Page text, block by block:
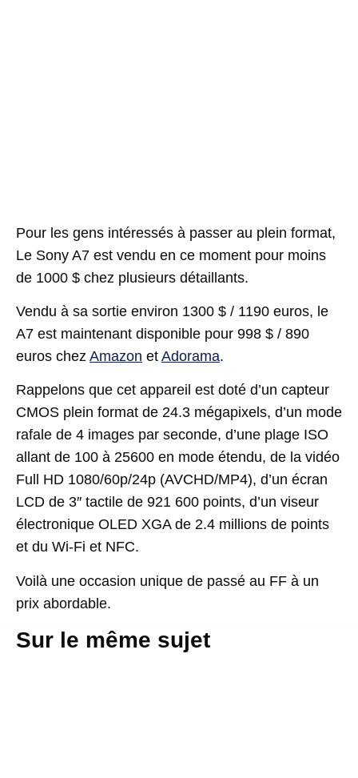
Pour les gens intéressés à passer au plein format,
Le Sony A7 est vendu en ce moment pour moins
de 1000 $ chez plusieurs détaillants.
Vendu à sa sortie environ 1300 $ / 1190 euros, le
A7 est maintenant disponible pour 998 $ / 890
euros chez Amazon et Adorama.
Rappelons que cet appareil est doté d’un capteur
CMOS plein format de 24.3 mégapixels, d’un mode
rafale de 4 images par seconde, d’une plage ISO
allant de 100 à 25600 en mode étendu, de la vidéo
Full HD 1080/60p/24p (AVCHD/MP4), d’un écran
LCD de 3″ tactile de 921 600 points, d’un viseur
électronique OLED XGA de 2.4 millions de points
et du Wi-Fi et NFC.
Voilà une occasion unique de passé au FF à un
prix abordable.
Sur le même sujet